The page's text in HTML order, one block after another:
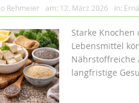
Rehmeier am: 12. März 2026 In:
Starke
Lebensmittel
Nährstoffreiche
langfristige